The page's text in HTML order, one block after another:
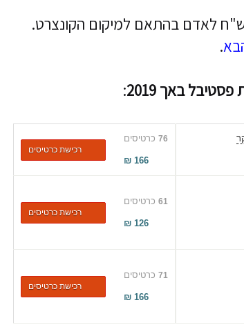
הכרטיסים לפסטיבל באך 2019 יעמדו על 126-166 ש"ח לאדם בהתאם למיקום הקונצרט.
.
באך 2019 :
76 כרטיסים
166
₪
רכישת כרטיסים
61 כרטיסים
126
₪
רכישת כרטיסים
71 כרטיסים
166
₪
רכישת כרטיסים